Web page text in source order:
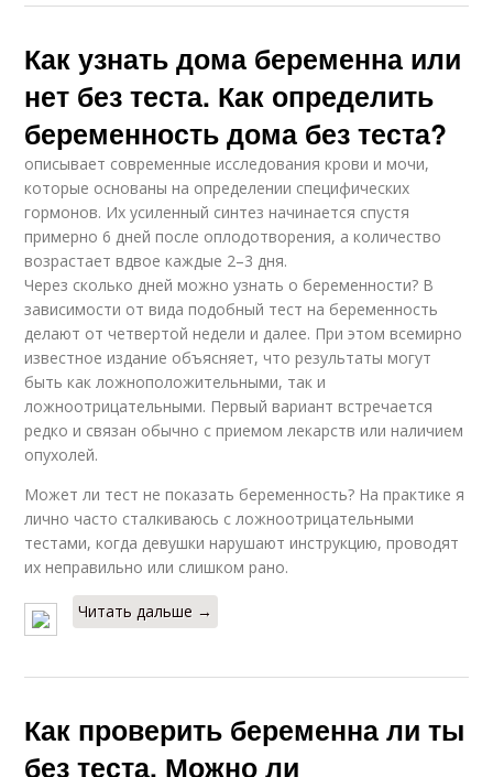
Как узнать дома беременна или
нет без теста. Как определить
беременность дома без теста?
описывает современные исследования крови и мочи,
которые основаны на определении специфических
гормонов. Их усиленный синтез начинается спустя
примерно 6 дней после оплодотворения, а количество
возрастает вдвое каждые 2–3 дня.
Через сколько дней можно узнать о беременности? В
зависимости от вида подобный тест на беременность
делают от четвертой недели и далее. При этом всемирно
известное издание объясняет, что результаты могут
быть как ложноположительными, так и
ложноотрицательными. Первый вариант встречается
редко и связан обычно с приемом лекарств или наличием
опухолей.
Может ли тест не показать беременность? На практике я
лично часто сталкиваюсь с ложноотрицательными
тестами, когда девушки нарушают инструкцию, проводят
их неправильно или слишком рано.
Читать дальше →
Как проверить беременна ли ты
без теста. Можно ли